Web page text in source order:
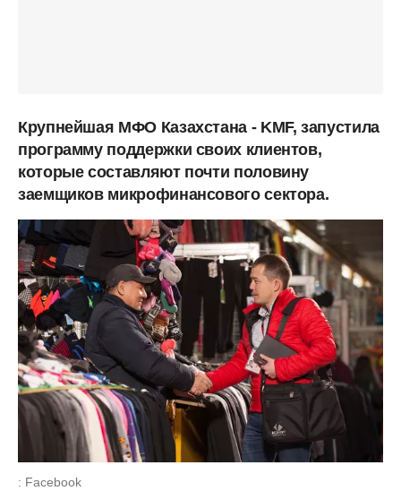
Крупнейшая МФО Казахстана - KMF, запустила
программу поддержки своих клиентов,
которые составляют почти половину
заемщиков микрофинансового сектора.
: Facebook